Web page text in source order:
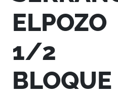
ELPOZO
1/2
BLOQUE